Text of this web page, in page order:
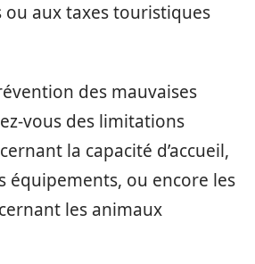
ou aux taxes touristiques
des mauvaises
vous des limitations
la capacité d’accueil,
équipements, ou encore les
les animaux